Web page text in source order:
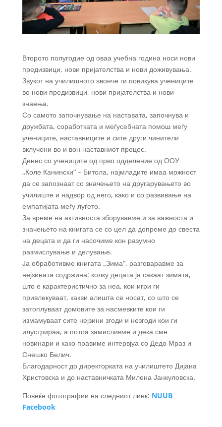
Второто полугодие од оваа учебна година носи нови
предизвици, нови пријателства и нови доживувања.
Звукот на училишното ѕвонче ги повикува учениците
во нови предизвици, нови пријателства и нови
знаења.
Со самото започнување на наставата, започнува и
дружбата, соработката и меѓусебната помош меѓу
учениците, наставниците и сите други чинители
вклучени во и вон наставниот процес.
Денес со учениците од прво одделение од ООУ
„Коле Канински“ – Битола, најмладите имаа можност
да се запознаат со значењето на другарувањето во
училиште и надвор од него, како и со развивање на
емпатијата меѓу луѓето.
За време на активноста зборувавме и за важноста и
значењето на книгата се со цел да допреме до свеста
на децата и да ги насочиме кон разумно
размислување и делување.
Ја обработивме книгата „Зима“, разговаравме за
нејзината содржина: колку децата ја сакаат зимата,
што е карактеристично за неа, кои игри ги
привлекуваат, какви алишта се носат, со што се
затоплуваат домовите за насмевките кои ги
измамуваат сите нејзини згоди и незгоди кои ги
илустрираа, а потоа замисливме и дека сме
новинари и како правиме интервјуа со Дедо Мраз и
Снешко Белич.
Благодарност до директорката на училиштето Дијана
Христовска и до наставничката Милена Јанкуловска.
Повеќе фотографии на следниот линк: NUUB
Facebook